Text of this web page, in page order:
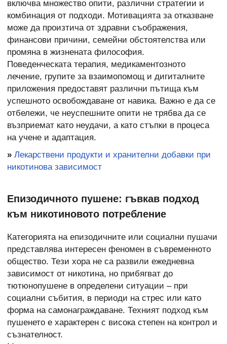
включва множество опити, различни стратегии и
комбинация от подходи. Мотивацията за отказване
може да произтича от здравни съображения,
финансови причини, семейни обстоятелства или
промяна в жизнената философия.
Поведенческата терапия, медикаментозното
лечение, групите за взаимопомощ и дигиталните
приложения предоставят различни пътища към
успешното освобождаване от навика. Важно е да се
отбележи, че неуспешните опити не трябва да се
възприемат като неудачи, а като стъпки в процеса
на учене и адаптация.
» Лекарствени продукти и хранителни добавки при
никотинова зависимост
Епизодичното пушене: гъвкав подход
към никотиновото потребление
Категорията на епизодичните или социални пушачи
представлява интересен феномен в съвременното
общество. Тези хора не са развили ежедневна
зависимост от никотина, но прибягват до
тютюнопушене в определени ситуации – при
социални събития, в периоди на стрес или като
форма на самонаграждаване. Техният подход към
пушенето е характерен с висока степен на контрол и
съзнателност.